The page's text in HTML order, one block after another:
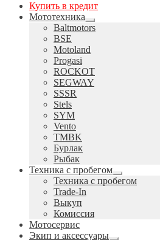
Купить в кредит
Мототехника
Развернутое
вложенное
Baltmotors
BSE
Motoland
Progasi
ROCKOT
SEGWAY
SSSR
Stels
SYM
Vento
TMBK
Бурлак
Рыбак
Техника с пробегом
Развернутое
вложенное
Техника с пробегом
Trade-In
Выкуп
Комиссия
Мотосервис
Экип и аксессуары